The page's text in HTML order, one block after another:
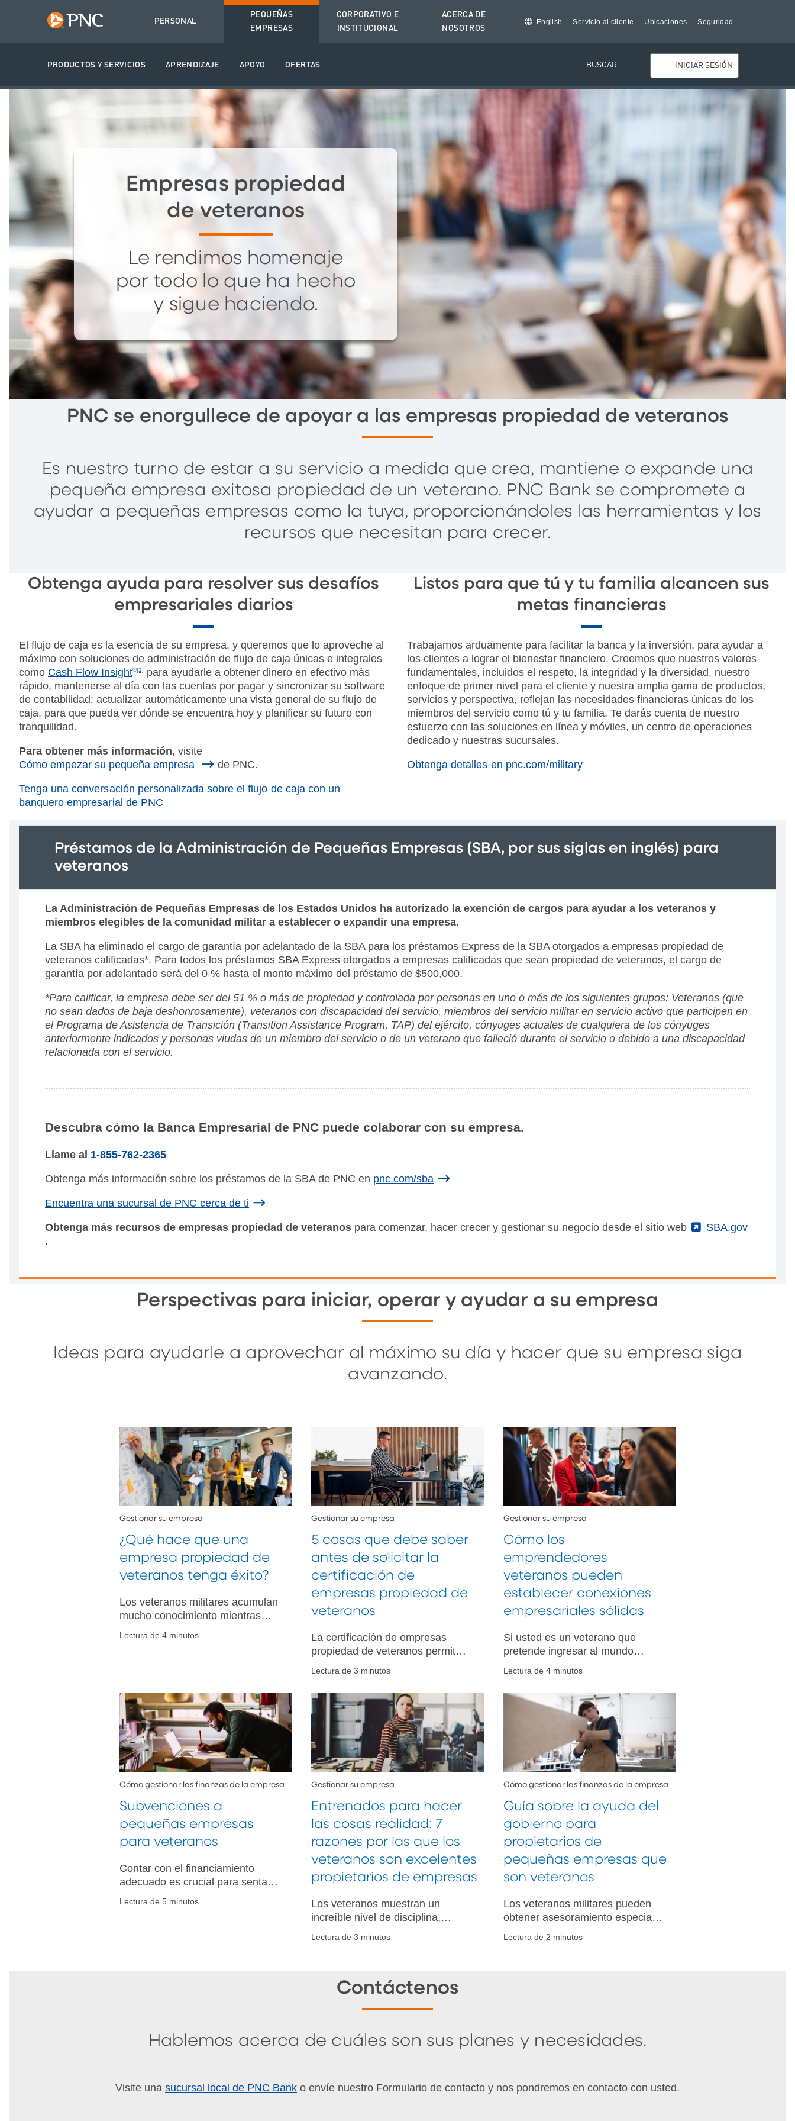
PERSONAL
PEQUEÑAS
EMPRESAS
PRODUCTOS Y SERVICIOS APRENDIZAJE APOYO OFERTAS
CORPORATIVO E
INSTITUCIONAL
ACERCA DE
NOSOTROS
English Servicio al cliente Ubicaciones Seguridad
BUSCAR INICIAR SESIÓN
Empresas propiedad
de veteranos
Le rendimos homenaje
por todo lo que ha hecho
y sigue haciendo.
PNC se enorgullece de apoyar a las empresas propiedad de veteranos
Es nuestro turno de estar a su servicio a medida que crea, mantiene o expande una
pequeña empresa exitosa propiedad de un veterano. PNC Bank se compromete a
ayudar a pequeñas empresas como la tuya, proporcionándoles las herramientas y los
recursos que necesitan para crecer.
Obtenga ayuda para resolver sus desafíos
empresariales diarios
El flujo de caja es la esencia de su empresa, y queremos que lo aproveche al
máximo con soluciones de administración de flujo de caja únicas e integrales
como Cash Flow Insight®[1]
para ayudarle a obtener dinero en efectivo más
rápido, mantenerse al día con las cuentas por pagar y sincronizar su software
de contabilidad: actualizar automáticamente una vista general de su flujo de
caja, para que pueda ver dónde se encuentra hoy y planificar su futuro con
tranquilidad.
Para obtener más información, visite
Cómo empezar su pequeña empresa
de PNC.
Tenga una conversación personalizada sobre el flujo de caja con un
banquero empresarial de PNC
Listos para que tú y tu familia alcancen sus
metas financieras
Trabajamos arduamente para facilitar la banca y la inversión, para ayudar a
los clientes a lograr el bienestar financiero. Creemos que nuestros valores
fundamentales, incluidos el respeto, la integridad y la diversidad, nuestro
enfoque de primer nivel para el cliente y nuestra amplia gama de productos,
servicios y perspectiva, reflejan las necesidades financieras únicas de los
miembros del servicio como tú y tu familia. Te darás cuenta de nuestro
esfuerzo con las soluciones en línea y móviles, un centro de operaciones
dedicado y nuestras sucursales.
Obtenga detalles en pnc.com/military
Préstamos de la Administración de Pequeñas Empresas (SBA, por sus siglas en inglés) para
veteranos
La Administración de Pequeñas Empresas de los Estados Unidos ha autorizado la exención de cargos para ayudar a los veteranos y
miembros elegibles de la comunidad militar a establecer o expandir una empresa.
La SBA ha eliminado el cargo de garantía por adelantado de la SBA para los préstamos Express de la SBA otorgados a empresas propiedad de
veteranos calificadas*. Para todos los préstamos SBA Express otorgados a empresas calificadas que sean propiedad de veteranos, el cargo de
garantía por adelantado será del 0 % hasta el monto máximo del préstamo de $500,000.
*Para calificar, la empresa debe ser del 51 % o más de propiedad y controlada por personas en uno o más de los siguientes grupos: Veteranos (que
no sean dados de baja deshonrosamente), veteranos con discapacidad del servicio, miembros del servicio militar en servicio activo que participen en
el Programa de Asistencia de Transición (Transition Assistance Program, TAP) del ejército, cónyuges actuales de cualquiera de los cónyuges
anteriormente indicados y personas viudas de un miembro del servicio o de un veterano que falleció durante el servicio o debido a una discapacidad
relacionada con el servicio.
Descubra cómo la Banca Empresarial de PNC puede colaborar con su empresa.
Llame al 1-855-762-2365
Obtenga más información sobre los préstamos de la SBA de PNC en pnc.com/sba
Encuentra una sucursal de PNC cerca de ti
Obtenga más recursos de empresas propiedad de veteranos para comenzar, hacer crecer y gestionar su negocio desde el sitio web (External)
SBA.gov
.
Perspectivas para iniciar, operar y ayudar a su empresa
Ideas para ayudarle a aprovechar al máximo su día y hacer que su empresa siga
avanzando.
Gestionar su empresa
¿Qué hace que una
empresa propiedad de
veteranos tenga éxito?
Los veteranos militares acumulan
mucho conocimiento mientras
empresas.
Lectura de 4 minutos
Gestionar su empresa
5 cosas que debe saber
antes de solicitar la
certificación de
empresas propiedad de
veteranos
La certificación de empresas
propiedad de veteranos permite a
acceder a recursos del gobierno y
atraer nuevos clientes.
Lectura de 3 minutos
Gestionar su empresa
Cómo los
emprendedores
veteranos pueden
establecer conexiones
empresariales sólidas
Si usted es un veterano que
pretende ingresar al mundo
Aquí explicamos cómo establecer
conexiones empresariales sólidas
Lectura de 4 minutos
Cómo gestionar las finanzas de la empresa
Subvenciones a
pequeñas empresas
para veteranos
Contar con el financiamiento
adecuado es crucial para sentar
Lectura de 5 minutos
Gestionar su empresa
Entrenados para hacer
las cosas realidad: 7
razones por las que los
veteranos son excelentes
propietarios de empresas
Los veteranos muestran un
increíble nivel de disciplina,
pueden aplicar en un contexto
Lectura de 3 minutos
Cómo gestionar las finanzas de la empresa
Guía sobre la ayuda del
gobierno para
propietarios de
pequeñas empresas que
son veteranos
Los veteranos militares pueden
obtener asesoramiento especial y
Lectura de 2 minutos
Contáctenos
Hablemos acerca de cuáles son sus planes y necesidades.
Visite una sucursal local de PNC Bank o envíe nuestro Formulario de contacto y nos pondremos en contacto con usted.